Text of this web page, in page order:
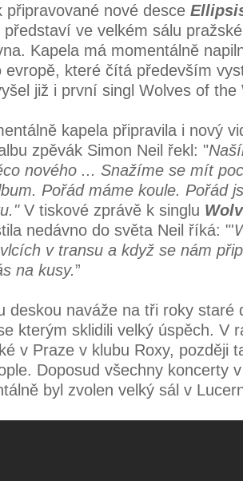
připravované nové desce
představí ve velkém sálu
Kapela má momentálně
evropě, které čítá především
již i první singl Wolves of the
kapela připravila i nový
zpěvák Simon Neil řekl: "
nového ... Snažíme se mít
Pořád máme koule. Pořád
V tiskové zprávě k singlu
nedávno do světa Neil říká: "'
v transu a když se nám
na kusy.”
deskou naváže na tři roky staré
kterým sklidili velký úspěch. V
v Praze v klubu Roxy, později
Doposud všechny koncerty
byl zvolen velký sál v